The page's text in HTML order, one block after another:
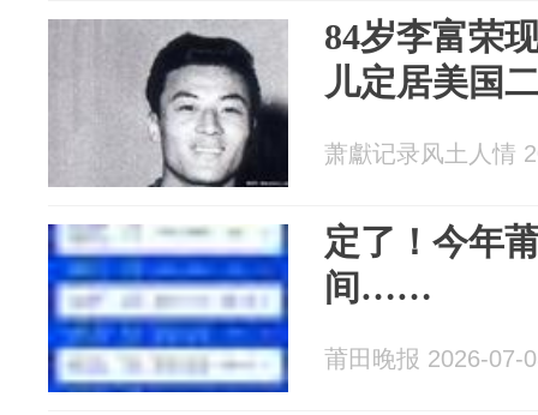
84岁李富荣
儿定居美国
萧獻记录风土人情
定了！今年
间……
莆田晚报 2026-07-